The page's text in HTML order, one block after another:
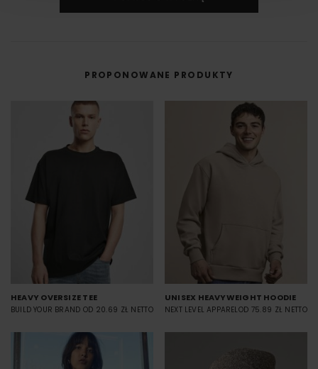
umożliwiająca na bezpośredni nadruk z pliku cyfrowego na odzieży lub
FILM - https://www.youtube.com/watch?v=hQHB5Np5ooY
PROPONOWANE PRODUKTY
HEAVY OVERSIZE TEE
BUILD YOUR BRAND OD 20.69 ZŁ NETTO
UNISEX HEAVYWEIGHT HOODIE
NEXT LEVEL APPARELOD 75.89 ZŁ NETTO